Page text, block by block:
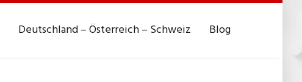
Deutschland – Österreich – Schweiz Blog